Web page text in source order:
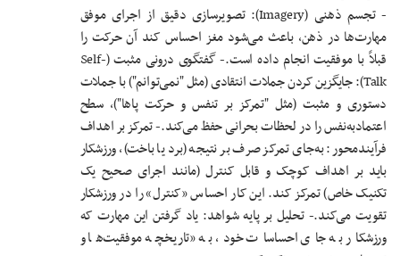
- تجسم ذهنی (Imagery): تصویرسازی دقیق از اجرای موفق
مهارت‌ها در ذهن، باعث می‌شود مغز احساس کند آن حرکت را
قبلاً با موفقیت انجام داده است.
- گفتگوی درونی مثبت (Self-
Talk): جایگزین کردن جملات انتقادی (مثل "نمی‌توانم") با جملات
دستوری و مثبت (مثل "تمرکز بر تنفس و حرکت پاها")، سطح
اعتمادبه‌نفس را در لحظات بحرانی حفظ می‌کند.- تمرکز بر اهداف
فرآیندمحور: به‌جای تمرکز صرف بر نتیجه (برد یا باخت)، ورزشکار
باید بر اهداف کوچک و قابل کنترل (مانند اجرای صحیح یک
تکنیک خاص) تمرکز کند. این کار احساس «کنترل» را در ورزشکار
تقویت می‌کند.- تحلیل بر پایه شواهد: یاد گرفتن این مهارت که
ورزشکار به جای احساسات خود، به «تاریخچه موفقیت‌ها و